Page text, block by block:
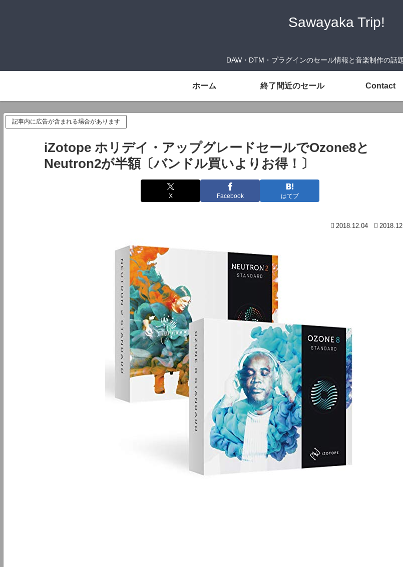
Sawayaka Trip!
DAW・DTM・プラグインのセール情報と音楽制作の話
ホーム 終了間近のセール Contact
記事内に広告が含まれる場合があります
iZotope ホリデイ・アップグレードセールでOzone8と
Neutron2が半額〔バンドル買いよりお得！〕
X Facebook はてブ
2018.12.04